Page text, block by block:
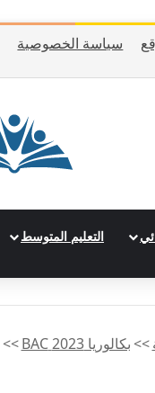
سياسة الخصوصية
التعليم المتوسط
>>بكالوريا 2023 BAC >>